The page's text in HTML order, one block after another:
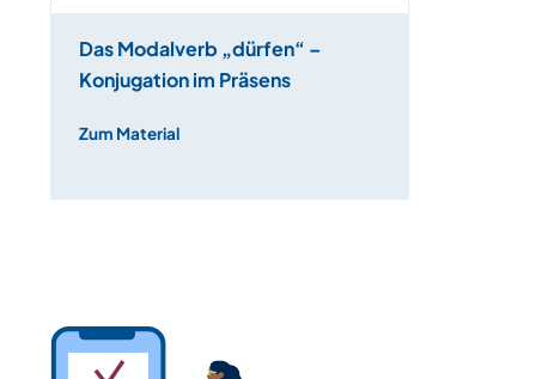
Das Modalverb „dürfen“ –
Konjugation im Präsens
Zum Material